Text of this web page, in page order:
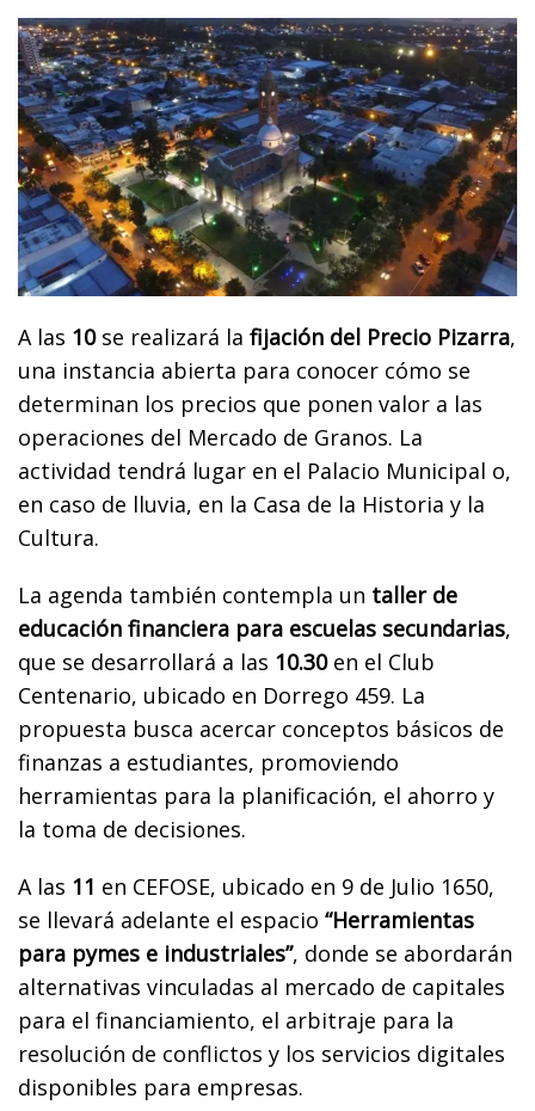
A las 10se realizará la fijación del Precio Pizarra,
una instancia abierta para conocer cómo se
determinan los precios que ponen valor a las
operaciones del Mercado de Granos. La
actividad tendrá lugar en el Palacio Municipal o,
en caso de lluvia, en la Casa de la Historia y la
Cultura.
La agenda también contempla un taller de
educación financiera para escuelas secundarias,
que se desarrollará a las 10.30en el Club
Centenario, ubicado en Dorrego 459. La
propuesta busca acercar conceptos básicos de
finanzas a estudiantes, promoviendo
herramientas para la planificación, el ahorro y
la toma de decisiones.
A las 11 en CEFOSE, ubicado en 9 de Julio 1650,
se llevará adelante el espacio “Herramientas
para pymes e industriales”, donde se abordarán
alternativas vinculadas al mercado de capitales
para el financiamiento, el arbitraje para la
resolución de conflictos y los servicios digitales
disponibles para empresas.